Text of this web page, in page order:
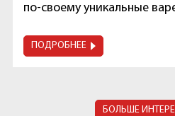
по-своему уникальные
ПОДРОБНЕЕ
БОЛЬШЕ